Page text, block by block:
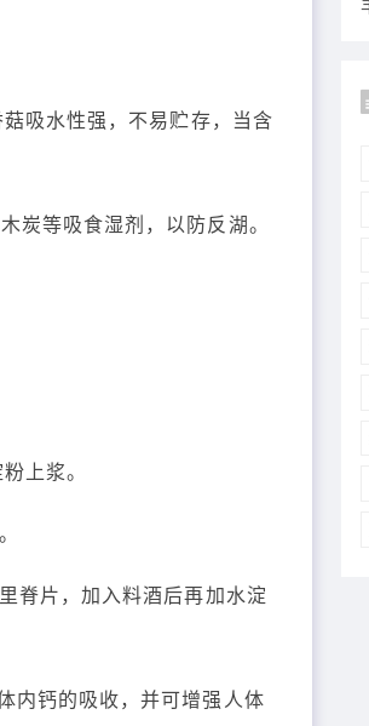
吸水性强，不易贮存，当含
等吸食湿剂，以防反湖。
上浆。
片，加入料酒后再加水淀
钙的吸收，并可增强人体